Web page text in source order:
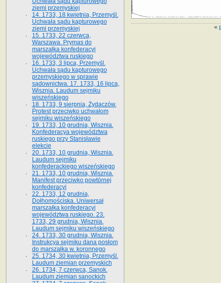
«
ziemi przemyskiej
14. 1733, 18 kwietnia, Przemyśl.
Uchwała sądu kapturowego
ziemi przemyskiej
15. 1733, 22 czerwca,
Warszawa. Prymas do
marszałka konfederacyi
województwa ruskiego
16. 1733, 3 lipca, Przemyśl.
Uchwała sądu kapturowego
przemyskiego w sprawie
sądownictwa. 17. 1733, 16 lipca,
Wisznia. Laudum sejmiku
wiszeńskiego
18. 1733, 9 sierpnia, Żydaczów.
Protest przeciwko uchwałom
sejmiku wiszeńskiego
19. 1733, 10 grudnia, Wisznia.
Konfederacya województwa
ruskiego przy Stanisławie
elekcie
20. 1733, 10 grudnia, Wisznia.
Laudum sejmiku
konfederackiego wiszeńskiego
21. 1733, 10 grudnia, Wisznia.
Manifest przeciwko powtórnej
konfederacyi
22. 1733, 12 grudnia,
Dołhomościska. Uniwersał
marszałka konfederacyi
województwa ruskiego. 23.
1733, 29 grudnia, Wisznia.
Laudum sejmiku wiszeńskiego
24. 1733, 30 grudnia, Wisznia.
Instrukcya sejmiku dana posłom
do marszałka w. koronnego
25. 1734, 30 kwietnia, Przemyśl.
Laudum ziemian przemyskich
26. 1734, 7 czerwca, Sanok.
Laudum ziemian sanockich